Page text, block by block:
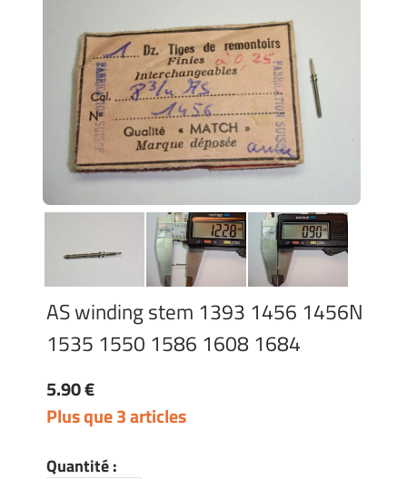
AS winding stem 1393 1456 1456N
1535 1550 1586 1608 1684
5.90 €
Plus que 3 articles
Quantité :